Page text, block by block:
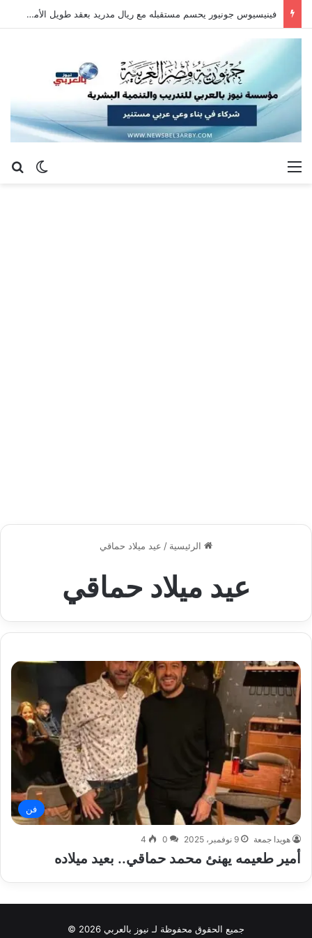
فينيسيوس جونيور يحسم مستقبله مع ريال مدريد بعقد طويل الأمد حتى 2032
الوضع القائمة
الرئيسية / عيد ميلاد حماقي
عيد ميلاد حماقي
فن
هويدا جمعة 9 نوفمبر، 2025 0
4
أمير طعيمه يهنئ محمد حماقي.. بعيد ميلاده
جميع الحقوق محفوظة لـ نيوز بالعربي 2026 ©